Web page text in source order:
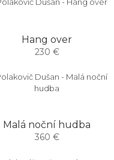
Hang over
230 €
Malá noční hudba
360 €